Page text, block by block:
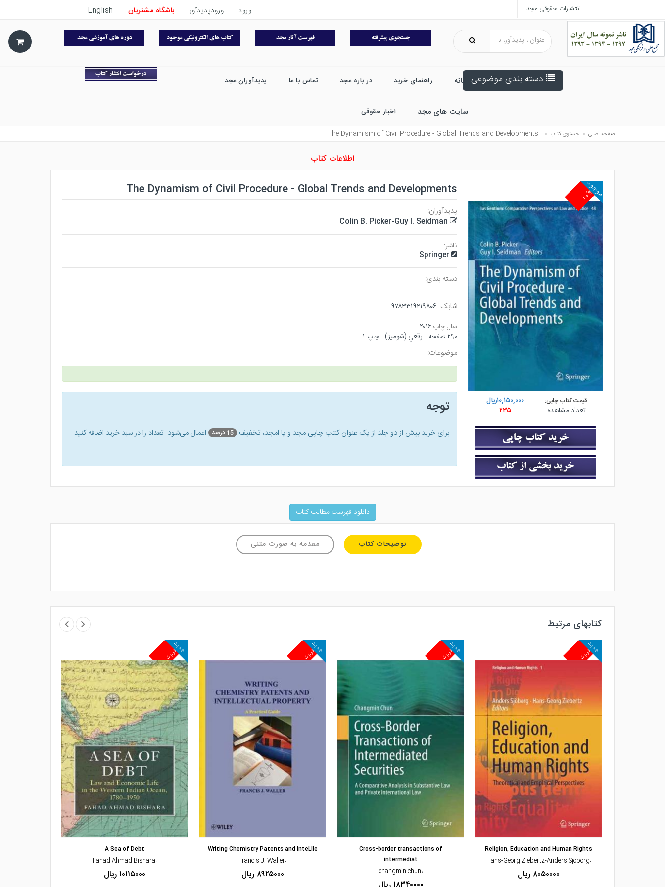
انتشارات حقوقی مجد ورود ورودپدیدآور باشگاه مشتریان English
دسته بندی موضوعی خانه راهنمای خرید در باره مجد تماس با ما پدیدآوران مجد
سایت های مجد اخبار حقوقی
صفحه اصلی » جستوی کتاب »
The Dynamism of Civil Procedure - Global Trends and Developments
اطلاعات کتاب
۱۰%
موجود
قیمت کتاب چاپی:
۱۰,۱۵۰,۰۰۰ريال
تعداد مشاهده:
۲۳۵
The Dynamism of Civil Procedure - Global Trends and Developments
پدیدآوران:
Colin B. Picker-Guy I. Seidman
ناشر:
Springer
دسته بندی:
شابک: ۹۷۸۳۳۱۹۲۱۹۸۰۶
سال چاپ:۲۰۱۶
۲۹۰ صفحه - رقعي (شوميز) - چاپ ۱
موضوعات:
توجه
برای خرید بیش از دو جلد از یک عنوان کتاب‌ چاپی مجد و یا امجد، تخفیف 15 درصد اعمال می‌شود. تعداد را در سبد خرید اضافه کنید.
دانلود فهرست مطالب کتاب
توضیحات کتاب مقدمه به صورت متنی
کتابهای مرتبط
مشاهده و خرید
پرفروش
جدید
مشاهده و خرید
Religion, Education and Human Rights
،Hans-Georg Ziebertz-Anders Sjoborg
۸۰۵۰۰۰۰ ریال
پرفروش
جدید
Cross-border transactions of
intermediat
،changmin chun
پرفروش
جدید
مشاهده و خرید
Writing Chemistry Patents and InteLlle
،Francis J. Waller
۸۹۲۵۰۰۰ ریال
پرفروش
جدید
A Sea of Debt
،Fahad Ahmad Bishara
۱۰۱۱۵۰۰۰ ریال